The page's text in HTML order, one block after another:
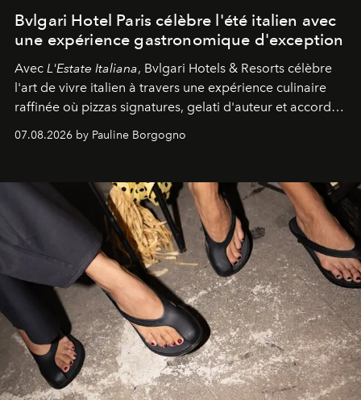
Bvlgari Hotel Paris célèbre l'été italien avec
une expérience gastronomique d'exception
Avec L'Estate Italiana, Bvlgari Hotels & Resorts célèbre
l'art de vivre italien à travers une expérience culinaire
raffinée où pizzas signatures, gelati d'auteur et accords
d'exception composent un véritable voyage sensoriel.
07.08.2026 by Pauline Borgogno